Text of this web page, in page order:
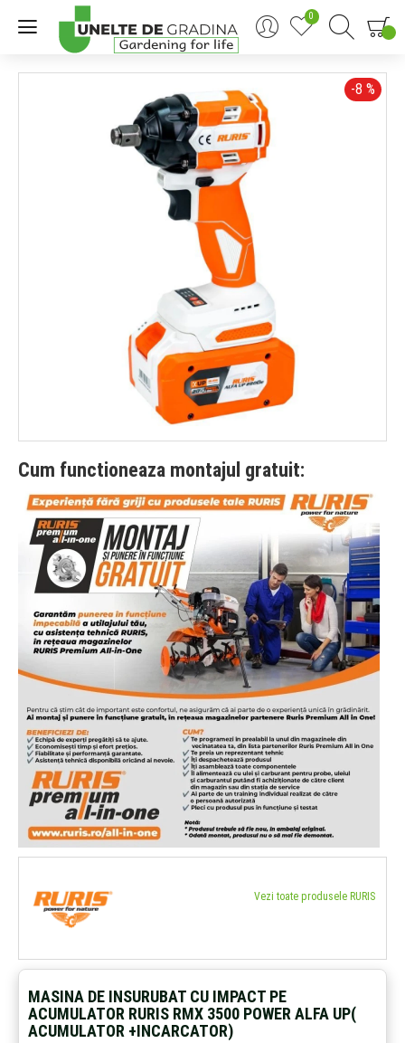
0
-8 %
Cum functioneaza montajul gratuit:
Vezi toate produsele RURIS
MASINA DE INSURUBAT CU IMPACT PE
ACUMULATOR RURIS RMX 3500 POWER ALFA UP(
ACUMULATOR +INCARCATOR)